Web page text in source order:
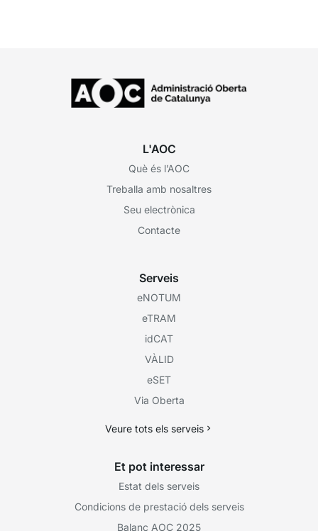
L'AOC
Què és l’AOC
Treballa amb nosaltres
Seu electrònica
Contacte
Serveis
eNOTUM
eTRAM
idCAT
VÀLID
eSET
Via Oberta
Veure tots els serveis
Et pot interessar
Estat dels serveis
Condicions de prestació dels serveis
Balanç AOC 2025